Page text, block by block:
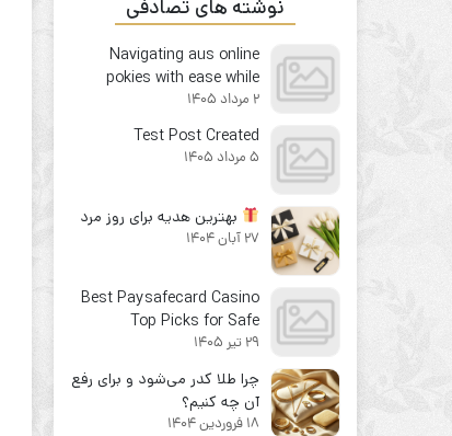
نوشته های تصادفی
Navigating aus online
pokies with ease while
spotting the small but
crucial details
2 مرداد 1405
Test Post Created
5 مرداد 1405
بهترین هدیه برای روز مرد
27 آبان 1404
Best Paysafecard Casino
Top Picks for Safe
Deposits
29 تیر 1405
چرا طلا کدر می‌شود و برای رفع
آن چه کنیم؟
18 فروردین 1404